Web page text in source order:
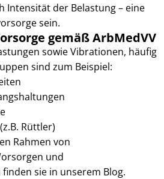
Intensität der Belastung – eine
sein.
gemäß ArbMedVV
sowie Vibrationen, häufig
sind zum Beispiel:
Rüttler)
Rahmen von
und
sie in unserem Blog.